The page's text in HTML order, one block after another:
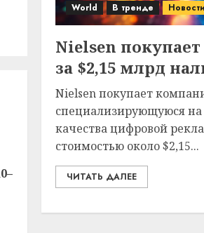
World В тренде
Nielsen
за $2,15 млрд
Nielsen покупает
специализирующуюся на
качества цифровой
стоимостью около $2,15...
ЧИТАТЬ ДАЛЕЕ